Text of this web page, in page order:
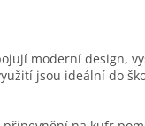
l
á
moderní design,
jsou ideální do